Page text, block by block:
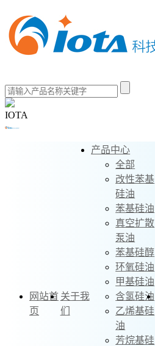
IOTA
网站首
页
关于我
们
产品中心
全部
改性苯基
硅油
苯基硅油
真空扩散
泵油
苯基硅醇
环氧硅油
甲基硅油
含氢硅油
乙烯基硅
油
芳烷基硅